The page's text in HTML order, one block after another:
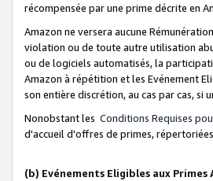
récompensée par une prime décrite en
Amazon ne versera aucune
violation ou de toute autre utilisation
ou de logiciels automatisés, la
Amazon à répétition et les Evénement
son entière discrétion, au cas par cas, si
Nonobstant les Conditions Requises
d'accueil d'offres de primes,
(b) Evénements Eligibles aux Primes